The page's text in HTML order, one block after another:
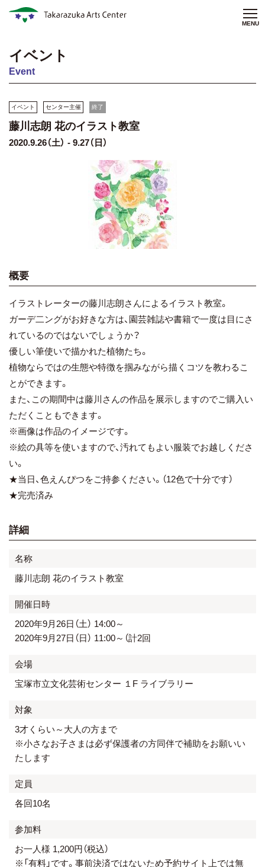
MENU
イベント
Event
イベント センター主催 終了
藤川志朗 花のイラスト教室
2020.9.26（土） - 9.27（日）
概要
イラストレーターの藤川志朗さんによるイラスト教室。
ガーデ二ングがお好きな方は、園芸雑誌や書籍で一度は目にさ
れているのではないでしょうか？
優しい筆使いで描かれた植物たち。
植物ならではの生態や特徴を掴みながら描くコツを教わるこ
とができます。
また、この期間中は藤川さんの作品を展示しますのでご購入い
ただくこともできます。
※画像は作品のイメージです。
※絵の具等を使いますので、汚れてもよい服装でお越しくださ
い。
★当日、色えんぴつをご持参ください。（12色で十分です）
★完売済み
詳細
名称
藤川志朗 花のイラスト教室
開催日時
2020年9月26日（土） 14:00～
2020年9月27日（日） 11:00～（計2回
会場
宝塚市立文化芸術センター １F ライブラリー
対象
3才くらい～大人の方まで
※小さなお子さまは必ず保護者の方同伴で補助をお願いい
たします
定員
各回10名
参加料
お一人様 1,200円（税込）
※「有料」です。事前決済ではないため予約サイト上では無